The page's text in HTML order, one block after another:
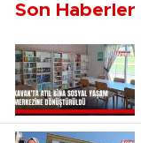
Son Haberler